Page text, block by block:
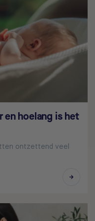
en hoelang is het
ontzettend veel